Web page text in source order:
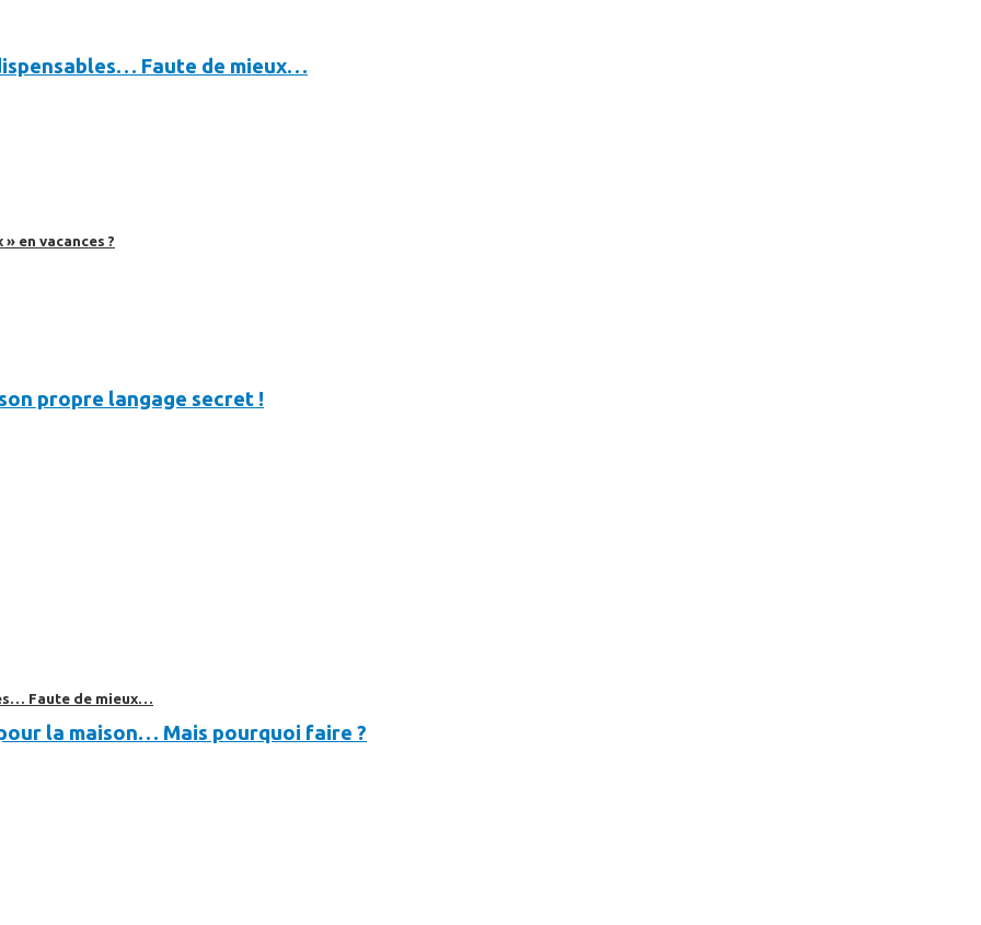
en vacances ?
Faute de mieux…
Faute de mieux…
propre langage secret !
la maison… Mais pourquoi faire ?